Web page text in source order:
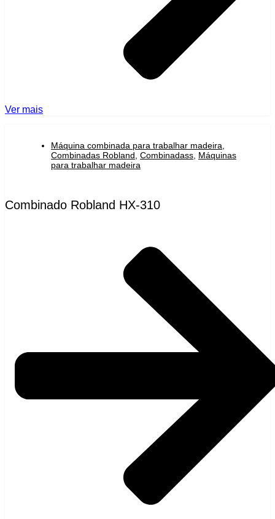
Ver mais
Máquina combinada para trabalhar madeira
Combinadas Robland Combinadass Máquinas
para trabalhar madeira
Combinado Robland HX-310